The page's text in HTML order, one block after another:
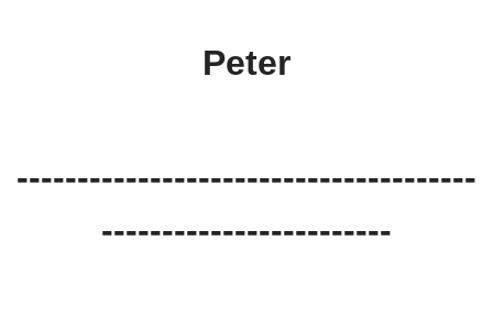
Peter
--------------------------------------
------------------------